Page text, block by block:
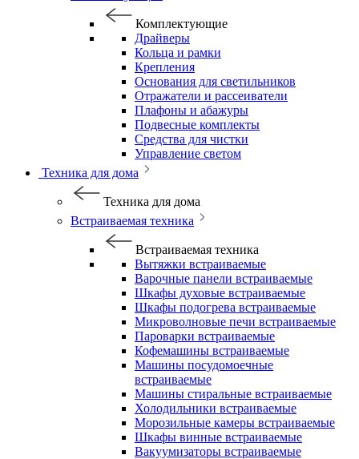
Комплектующие
Драйверы
Кольца и рамки
Крепления
Основания для светильников
Отражатели и рассеиватели
Плафоны и абажуры
Подвесные комплекты
Средства для чистки
Управление светом
Техника для дома
Техника для дома
Встраиваемая техника
Встраиваемая техника
Вытяжки встраиваемые
Варочные панели встраиваемые
Шкафы духовые встраиваемые
Шкафы подогрева встраиваемые
Микроволновые печи встраиваемые
Пароварки встраиваемые
Кофемашины встраиваемые
Машины посудомоечные
встраиваемые
Машины стиральные встраиваемые
Холодильники встраиваемые
Морозильные камеры встраиваемые
Шкафы винные встраиваемые
Вакуумизаторы встраиваемые